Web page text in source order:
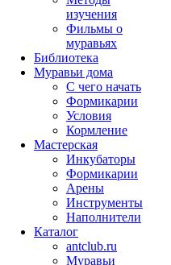
изучения
Фильмы о
муравьях
Библиотека
Муравьи дома
С чего начать
Формикарии
Условия
Кормление
Мастерская
Инкубаторы
Формикарии
Арены
Инструменты
Наполнители
Каталог
antclub.ru
Муравьи